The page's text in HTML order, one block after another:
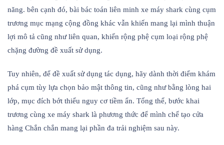
năng. bên cạnh đó, bài bác toán liên minh xe máy shark cùng cụm
trương mục mạng cộng đồng khác vẫn khiến mang lại mình thuận
lợi mô tả cũng như liên quan, khiến rộng phệ cụm loại rộng phệ
chặng đường đề xuất sử dụng.
Tuy nhiên, để đề xuất sử dụng tác dụng, hãy dành thời điểm khám
phá cụm tùy lựa chọn bảo mật thông tin, cũng như bằng lòng hai
lớp, mục đích bớt thiểu nguy cơ tiềm ẩn. Tổng thể, bước khai
trương cùng xe máy shark là phương thức để mình chế tạo cửa
hàng Chắn chắn mang lại phần đa trải nghiệm sau này.